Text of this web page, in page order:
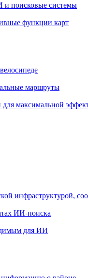
и поисковые системы
функции карт
маршруты
максимальной
инфраструктурой,
ИИ-поиска
для ИИ